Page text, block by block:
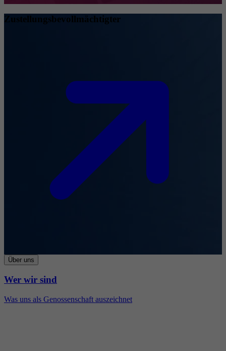
Zustellungsbevollmächtigter
Über uns
Wer wir sind
Was uns als Genossenschaft auszeichnet